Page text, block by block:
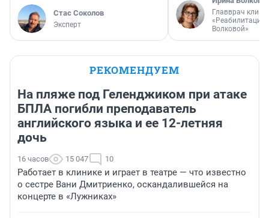
Стас Соколов
Эксперт
Главврач
«Реабилитация
Волковой»
РЕКОМЕНДУЕМ
На пляже под Геленджиком при атаке
БПЛА погибли преподаватель
английского языка и ее 12-летняя
дочь
16 часов 15 047 10
Работает в клинике и играет в театре — что известно
о сестре Вани Дмитриенко, оскандалившейся на
концерте в «Лужниках»